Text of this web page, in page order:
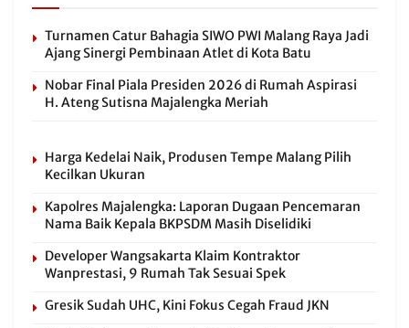
Turnamen Catur Bahagia SIWO PWI Malang Raya Jadi
Ajang Sinergi Pembinaan Atlet di Kota Batu
Nobar Final Piala Presiden 2026 di Rumah Aspirasi
H. Ateng Sutisna Majalengka Meriah
Harga Kedelai Naik, Produsen Tempe Malang Pilih
Kecilkan Ukuran
Kapolres Majalengka: Laporan Dugaan Pencemaran
Nama Baik Kepala BKPSDM Masih Diselidiki
Developer Wangsakarta Klaim Kontraktor
Wanprestasi, 9 Rumah Tak Sesuai Spek
Gresik Sudah UHC, Kini Fokus Cegah Fraud JKN